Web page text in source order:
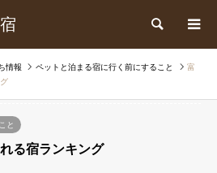
検索
情報 ペットと泊まる宿に行く前にすること
富
と
る宿ランキング